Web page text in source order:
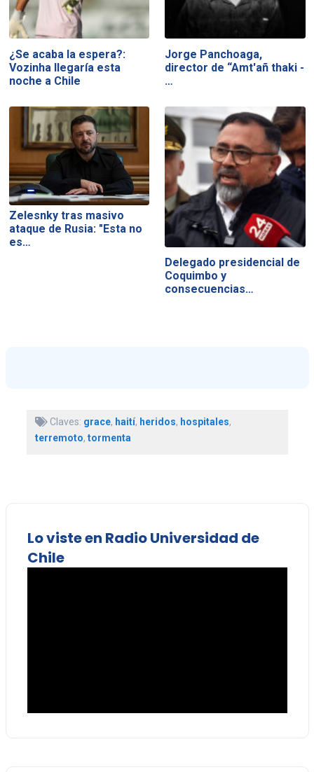
¿Se acaba la espera?:
Vozinha llegaría esta
noche a Chile
Jorge Panchoaga,
director de “Amt'añ thaki -
…
Zelesnky tras masivo
ataque de Rusia: "Esta no
es…
Delegado presidencial de
Coquimbo y
consecuencias…
Claves: grace, haití, heridos, hospitales,
terremoto, tormenta
Lo viste en Radio Universidad de
Chile